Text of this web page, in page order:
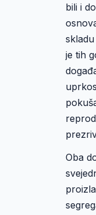
bili i
je tih
Oba